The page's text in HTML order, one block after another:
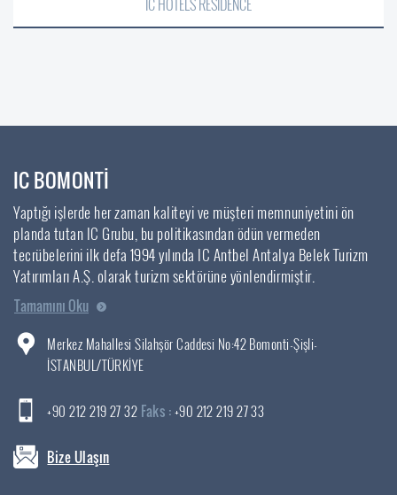
IC HOTELS RESIDENCE
IC BOMONTİ
Yaptığı işlerde her zaman kaliteyi ve müşteri memnuniyetini ön
planda tutan IC Grubu, bu politikasından ödün vermeden
tecrübelerini ilk defa 1994 yılında IC Antbel Antalya Belek Turizm
Yatırımları A.Ş. olarak turizm sektörüne yönlendirmiştir.
Tamamını Oku
Merkez Mahallesi Silahşör Caddesi No:42 Bomonti-Şişli-
İSTANBUL/TÜRKİYE
+90 212 219 27 32 Faks :+90 212 219 27 33
Bize Ulaşın